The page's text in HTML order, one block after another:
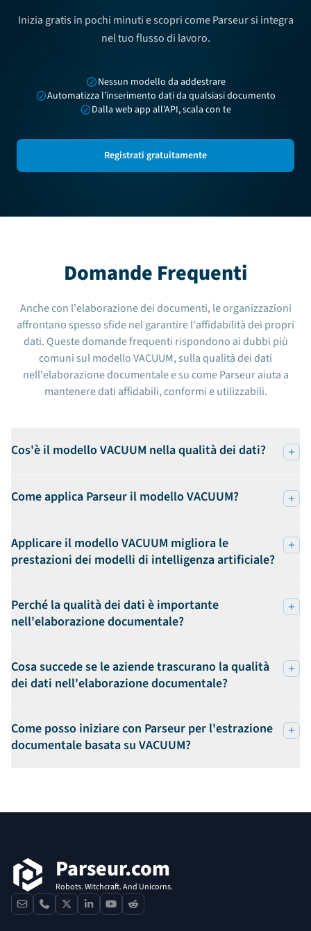
Inizia gratis in pochi minuti e scopri come Parseur si integra
nel tuo flusso di lavoro.
Nessun modello da addestrare
Automatizza l’inserimento dati da qualsiasi documento
Dalla web app all'API, scala con te
Registrati gratuitamente
Domande Frequenti
Anche con l'elaborazione dei documenti, le organizzazioni
affrontano spesso sfide nel garantire l'affidabilità dei propri
dati. Queste domande frequenti rispondono ai dubbi più
comuni sul modello VACUUM, sulla qualità dei dati
nell'elaborazione documentale e su come Parseur aiuta a
mantenere dati affidabili, conformi e utilizzabili.
Cos'è il modello VACUUM nella qualità dei dati?
Come applica Parseur il modello VACUUM?
Applicare il modello VACUUM migliora le
prestazioni dei modelli di intelligenza artificiale?
Perché la qualità dei dati è importante
nell'elaborazione documentale?
Cosa succede se le aziende trascurano la qualità
dei dati nell'elaborazione documentale?
Come posso iniziare con Parseur per l'estrazione
documentale basata su VACUUM?
Parseur.com
Robots. Witchcraft. And Unicorns.
contactphone
x linkedinyoutube
reddit